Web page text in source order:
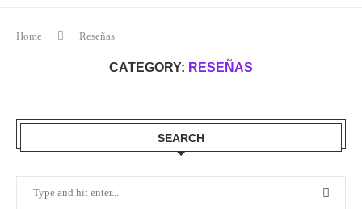
Home Reseñas
CATEGORY: RESEÑAS
SEARCH